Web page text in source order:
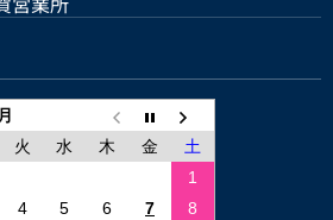
火 水 木 金
土
1
4 5 6 7
8